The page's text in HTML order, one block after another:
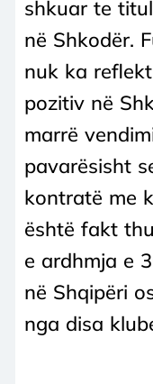
shkuar te
në Shkodër.
nuk ka
pozitiv në
marrë
pavarësisht
kontratë me
është fakt
e ardhmja e
në Shqipëri
nga disa